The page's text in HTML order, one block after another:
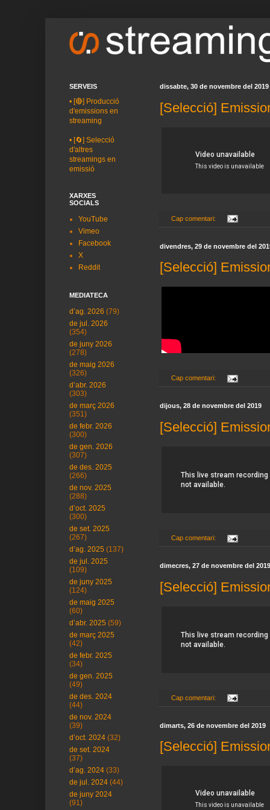
dissabte, 30 de novembre del 2019
[Selecció]
Cap comentari:
divendres, 29 de novembre del
[Selecció]
Cap comentari:
dijous, 28 de novembre del 2019
[Selecció]
Cap comentari:
dimecres, 27 de novembre del 2019
[Selecció]
Cap comentari:
dimarts, 26 de novembre del 2019
[Selecció]
SERVEIS
• [🔴] Producció
d'emissions en
streaming
• [🔄] Selecció
d'altres
streamings en
emissió
XARXES
SOCIALS
YouTube
Vimeo
Facebook
X
Reddit
MEDIATECA
d’ag. 2026 (79)
de jul. 2026
(354)
de juny 2026
(278)
de maig 2026
(326)
d’abr. 2026
(303)
de març 2026
(351)
de febr. 2026
(300)
de gen. 2026
(307)
de des. 2025
(266)
de nov. 2025
(288)
d’oct. 2025
(300)
de set. 2025
(267)
d’ag. 2025 (137)
de jul. 2025
(109)
de juny 2025
(124)
de maig 2025
(60)
d’abr. 2025 (59)
de març 2025
(42)
de febr. 2025
(34)
de gen. 2025
(49)
de des. 2024
(44)
de nov. 2024
(39)
d’oct. 2024 (32)
de set. 2024
(37)
d’ag. 2024 (33)
de jul. 2024 (44)
de juny 2024
(91)